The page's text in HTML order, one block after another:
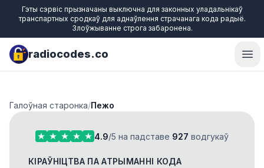
Гэты сэрвіс прызначаны выключна для законных уладальнікаў
транспартных сродкаў для аднаўлення страчанага кода радыё.
Злоўжыванне строга забаронена.
radiocodes.co
Галоўная старонка/Пежо
4.9/5 на падставе 927 водгукаў
КІРАЎНІЦТВА ПА АТРЫМАННІ КОДА